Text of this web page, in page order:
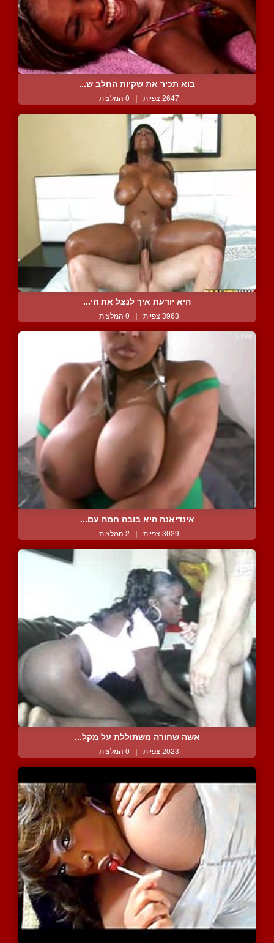
בוא תכיר את שקיות החלב ש...
2647 צפיות | 0 המלצות
היא יודעת איך לנצל את הי...
3963 צפיות | 0 המלצות
אינדיאנה היא בובה חמה עם...
3029 צפיות | 2 המלצות
אשה שחורה משתוללת על מקל...
2023 צפיות | 0 המלצות